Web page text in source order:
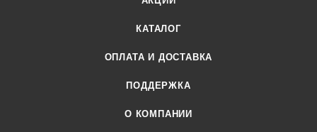
КАТАЛОГ
ОПЛАТА И ДОСТАВКА
ПОДДЕРЖКА
О КОМПАНИИ